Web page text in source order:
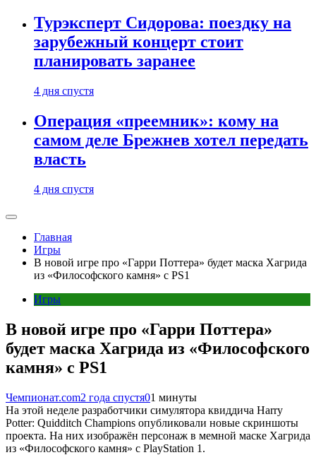
Турэксперт Сидорова: поездку на
зарубежный концерт стоит
планировать заранее
4 дня спустя
Операция «преемник»: кому на
самом деле Брежнев хотел передать
власть
4 дня спустя
Главная
Игры
В новой игре про «Гарри Поттера» будет маска Хагрида
из «Философского камня» с PS1
Игры
В новой игре про «Гарри Поттера»
будет маска Хагрида из «Философского
камня» с PS1
Чемпионат.com2 года спустя01 минуты
На этой неделе разработчики симулятора квиддича Harry
Potter: Quidditch Champions опубликовали новые скриншоты
проекта. На них изображён персонаж в мемной маске Хагрида
из «Философского камня» с PlayStation 1.